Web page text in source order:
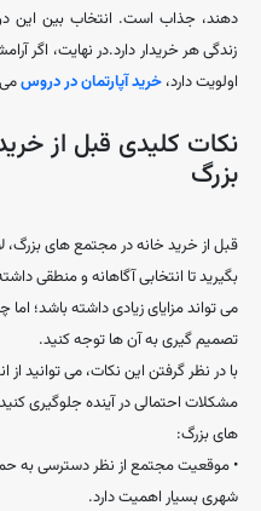
دهند، جذاب است. انتخاب بین این
زندگی هر خریدار دارد.در نهایت، اگر
اولویت دارد،خرید آپارتمان در دروس
نکات کلیدی قبل از
بزرگ
قبل از خرید خانه در مجتمع‌ های بزرگ،
بگیرید تا انتخابی آگاهانه و منطقی
می ‌تواند مزایای زیادی داشته باشد؛
تصمیم‌ گیری به آن ‌ها توجه کنید.
با در نظر گرفتن این نکات، می‌ توانید
مشکلات احتمالی در آینده جلوگیری
‌های بزرگ:
• موقعیت مجتمع از نظر دسترسی به
شهری بسیار اهمیت دارد.